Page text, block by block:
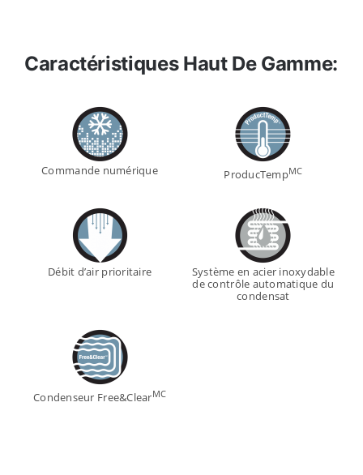
Caractéristiques Haut De Gamme:
Commande numérique ProducTempMC
Débit d’air prioritaire
Système en acier inoxydable
de contrôle automatique du
condensat
Condenseur Free&ClearMC